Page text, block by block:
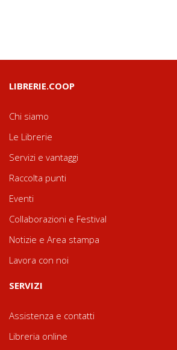
LIBRERIE.COOP
Chi siamo
Le Librerie
Servizi e vantaggi
Raccolta punti
Eventi
Collaborazioni e Festival
Notizie e Area stampa
Lavora con noi
SERVIZI
Assistenza e contatti
Libreria online